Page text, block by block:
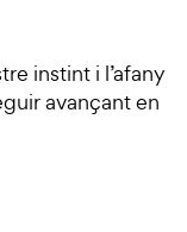
instint i l’afany
avançant en